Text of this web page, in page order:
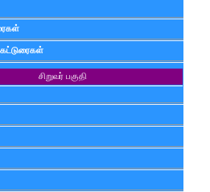
சிறுவர் பகுதி